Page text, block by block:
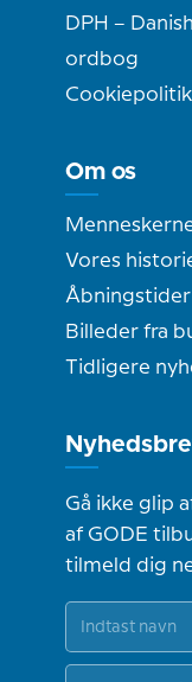
DPH –
ordbog
Cookiepolitik
Om os
Vores
Åbningstider
Billeder fra
Tidligere
Gå ikke glip
af GODE
tilmeld dig